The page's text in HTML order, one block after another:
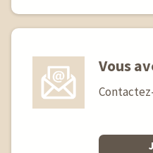
Vous